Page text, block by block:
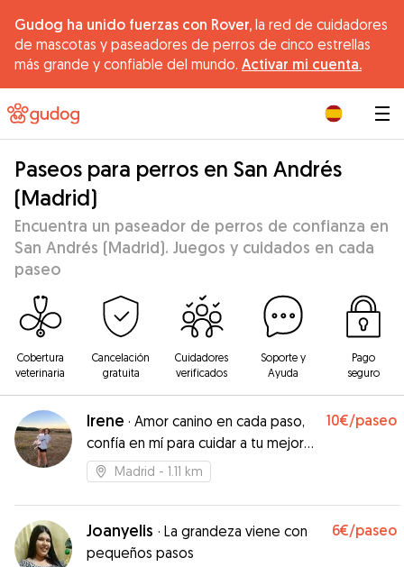
Gudog ha unido fuerzas con Rover, la red de cuidadores
de mascotas y paseadores de perros de cinco estrellas
más grande y confiable del mundo. Activar mi cuenta.
Paseos para perros en San Andrés
(Madrid)
Encuentra un paseador de perros de confianza en
San Andrés (Madrid). Juegos y cuidados en cada
paseo
Cobertura
veterinaria
Cancelación
gratuita
Cuidadores
verificados
Soporte y
Ayuda
Pago
seguro
Irene · Amor canino en cada paso,
confía en mí para cuidar a tu mejor
amigo
10€/paseo
Madrid - 1.11 km
Joanyelis · La grandeza viene con
pequeños pasos
6€/paseo